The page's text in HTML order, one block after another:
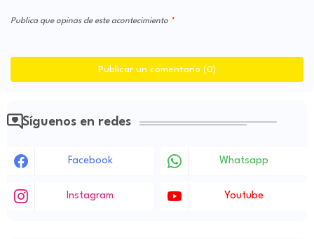
Publica que opinas de este acontecimiento
Publicar un comentario (0)
Síguenos en redes
Facebook Whatsapp
Instagram Youtube